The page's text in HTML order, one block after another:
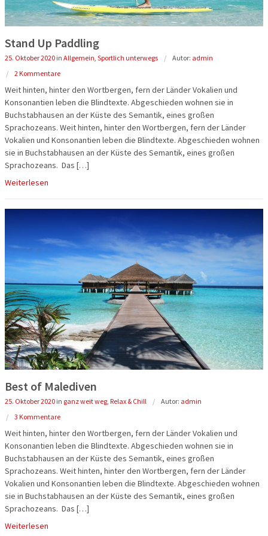
Die Welt
Städte-,
Aktivreisen
Flugreisen
Reisegutschein
Gruppenermäßigung
Optionale Leistungen bei der
Busanmietung
Reiseschutz Versicherung
Informationen
Rundum Sorglos Paket
Fahrzeuge
Qualität für Ihre Sicherheit
Imagevideos
Stand Up Paddling
25. Oktober 2020 in Allgemein Sportlich unterwegs Autor: admin
2 Kommentare
Weit hinten, hinter den Wortbergen, fern der Länder Vokalien und
Konsonantien leben die Blindtexte. Abgeschieden wohnen sie in
Buchstabhausen an der Küste des Semantik, eines großen
Sprachozeans. Weit hinten, hinter den Wortbergen, fern der Länder
Vokalien und Konsonantien leben die Blindtexte. Abgeschieden wohnen
sie in Buchstabhausen an der Küste des Semantik, eines großen
Sprachozeans. Das […]
Weiterlesen
Best of Malediven
25. Oktober 2020 in ganz weit weg, Relax & Chill Autor: admin
3 Kommentare
Weit hinten, hinter den Wortbergen, fern der Länder Vokalien und
Konsonantien leben die Blindtexte. Abgeschieden wohnen sie in
Buchstabhausen an der Küste des Semantik, eines großen
Sprachozeans. Weit hinten, hinter den Wortbergen, fern der Länder
Vokalien und Konsonantien leben die Blindtexte. Abgeschieden wohnen
sie in Buchstabhausen an der Küste des Semantik, eines großen
Sprachozeans. Das […]
Weiterlesen